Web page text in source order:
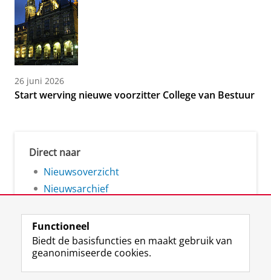
26 juni 2026
Start werving nieuwe voorzitter College van Bestuur
Direct naar
Nieuwsoverzicht
Nieuwsarchief
Volg de RUG
F
L
R I
Y
Functioneel
Biedt de basisfuncties en maakt gebruik van
geanonimiseerde cookies.